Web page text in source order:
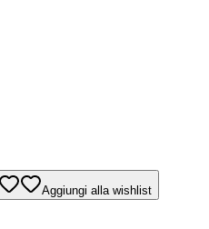
Aggiungi alla wishlist